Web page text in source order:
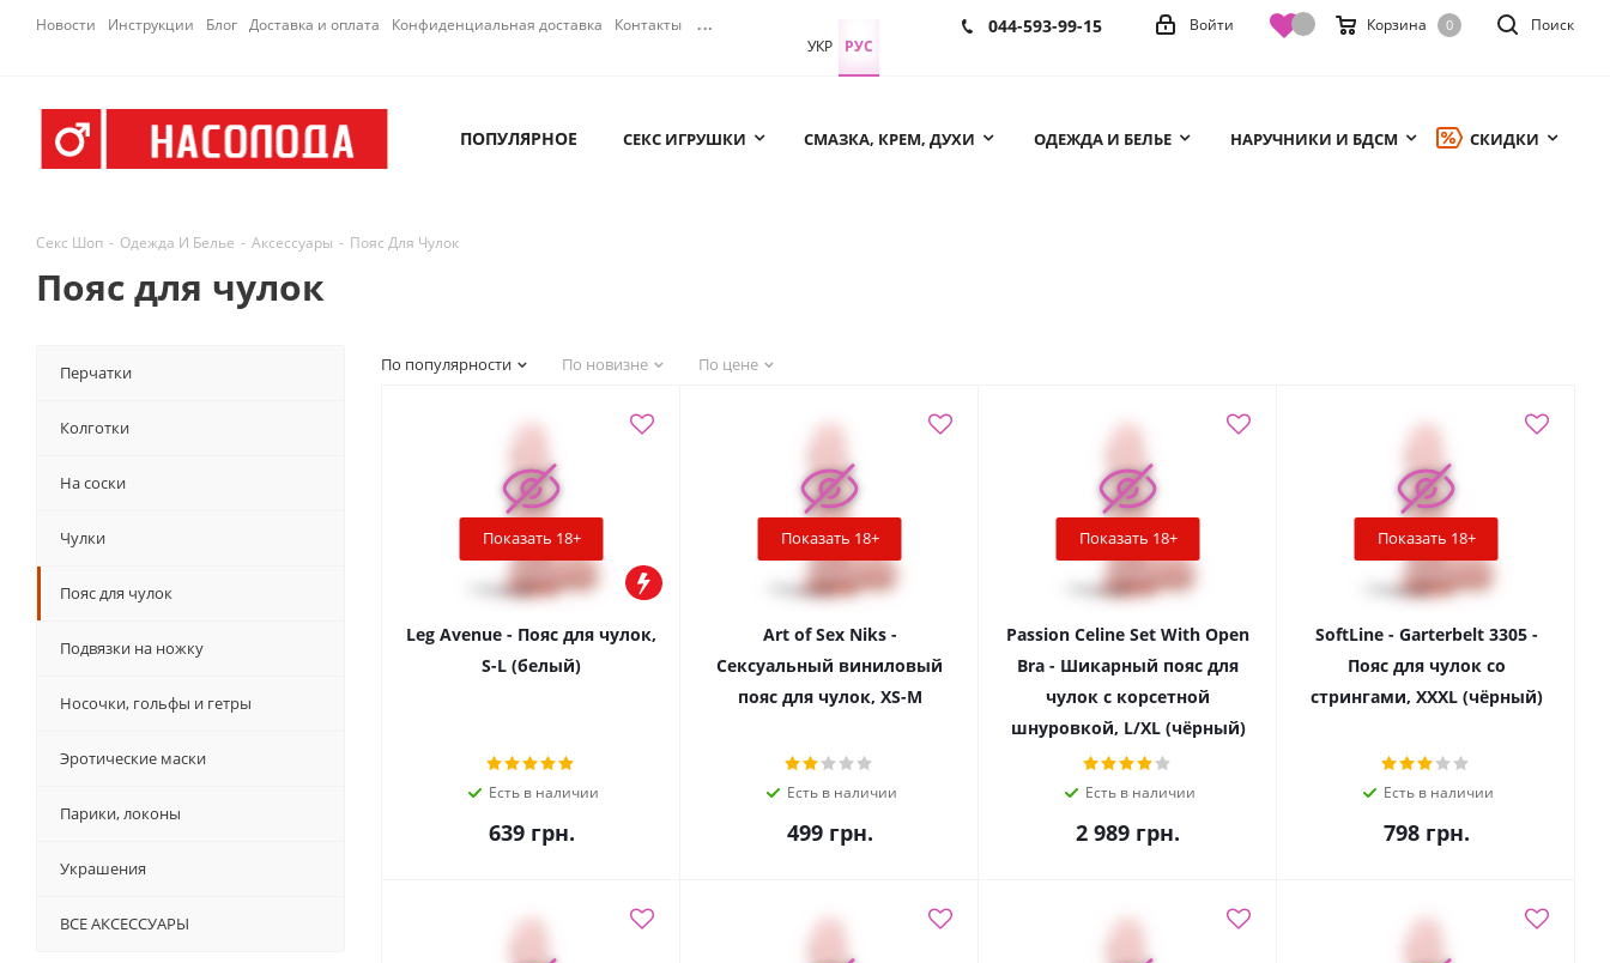
Новости Инструкции Блог Доставка и оплата Конфиденциальная доставка Контакты ... Поиск
Корзина 0
Войти
044-593-99-15
УКР РУС
ПОПУЛЯРНОЕ СЕКС ИГРУШКИ СМАЗКА, КРЕМ, ДУХИ ОДЕЖДА И БЕЛЬЕ НАРУЧНИКИ И БДСМ СКИДКИ
Секс Шоп - Одежда И Белье - Аксессуары - Пояс Для Чулок
Пояс для чулок
По популярности По новизне По цене
Показать 18+
Leg Avenue - Пояс для чулок,
S-L (белый)
Есть в наличии
639грн.
Показать 18+
Art of Sex Niks -
Сексуальный виниловый
пояс для чулок, XS-M
Есть в наличии
499грн.
Показать 18+
Passion Celine Set With Open
Bra - Шикарный пояс для
чулок с корсетной
шнуровкой, L/XL (чёрный)
Есть в наличии
2 989 грн.
Показать 18+
SoftLine - Garterbelt 3305 -
Пояс для чулок со
стрингами, XXXL (чёрный)
Есть в наличии
798грн.
Перчатки
Колготки
На соски
Чулки
Пояс для чулок
Подвязки на ножку
Носочки, гольфы и гетры
Эротические маски
Парики, локоны
Украшения
ВСЕ АКСЕССУАРЫ